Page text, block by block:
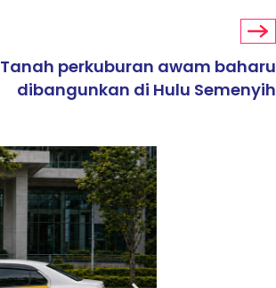
Tanah perkuburan awam baharu
dibangunkan di Hulu Semenyih